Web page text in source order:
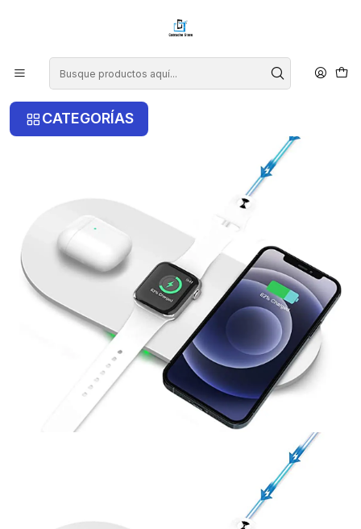
CATEGORÍAS
Inicio Accesorios Cargador Inalámbrico 3 en 1